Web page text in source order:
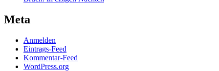
Meta
Anmelden
Eintrags-Feed
Kommentar-Feed
WordPress.org